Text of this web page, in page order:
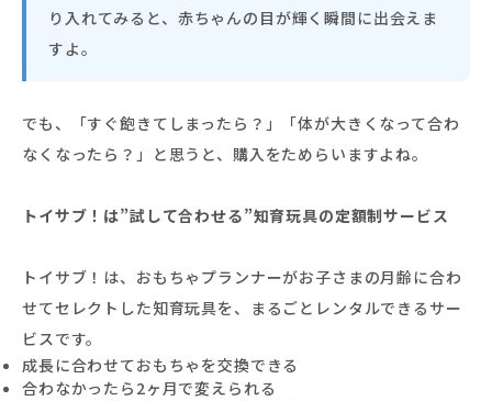
り入れてみると、赤ちゃんの目が輝く瞬間に出会えま
すよ。
でも、「すぐ飽きてしまったら？」「体が大きくなって合わ
なくなったら？」と思うと、購入をためらいますよね。
トイサブ！は”試して合わせる”知育玩具の定額制サービス
トイサブ！は、おもちゃプランナーがお子さまの月齢に合わ
せてセレクトした知育玩具を、まるごとレンタルできるサー
ビスです。
成長に合わせておもちゃを交換できる
合わなかったら2ヶ月で変えられる